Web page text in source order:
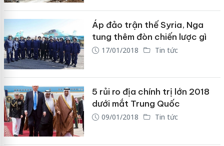
Áp đảo trận thế Syria, Nga
tung thêm đòn chiến lược gì
17/01/2018 Tin tức
5 rủi ro địa chính trị lớn 2018
dưới mắt Trung Quốc
09/01/2018 Tin tức